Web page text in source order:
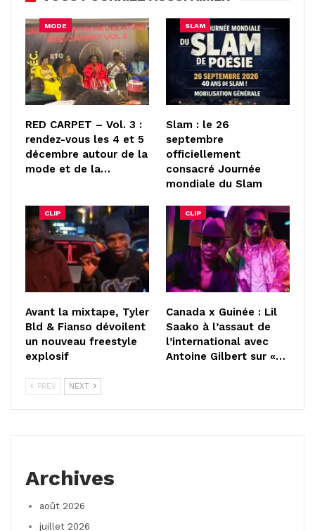
MODE
RED CARPET – Vol. 3 :
rendez-vous les 4 et 5
décembre autour de la
mode et de la…
SLAM
Slam : le 26
septembre
officiellement
consacré Journée
mondiale du Slam
CLIP
Avant la mixtape, Tyler
Bld & Fianso dévoilent
un nouveau freestyle
explosif
CLIP
Canada x Guinée : Lil
Saako à l’assaut de
l’international avec
Antoine Gilbert sur «…
PREV NEXT
Archives
août 2026
juillet 2026